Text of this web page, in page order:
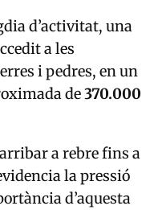
d’activitat, una
a les
i pedres, en un
de370.000
a rebre fins a
la pressió
d’aquesta